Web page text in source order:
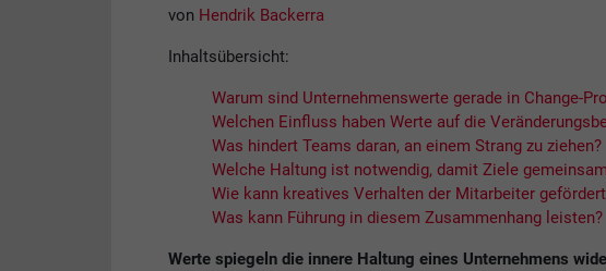
von Hendrik Backerra
Inhaltsübersicht:
Warum sind Unternehmenswerte gerade in Change-
Welchen Einfluss haben Werte auf die
Was hindert Teams daran, an einem Strang zu ziehen?
Welche Haltung ist notwendig, damit Ziele
Wie kann kreatives Verhalten der Mitarbeiter
Was kann Führung in diesem Zusammenhang leisten?
Werte spiegeln die innere Haltung eines Unternehmens